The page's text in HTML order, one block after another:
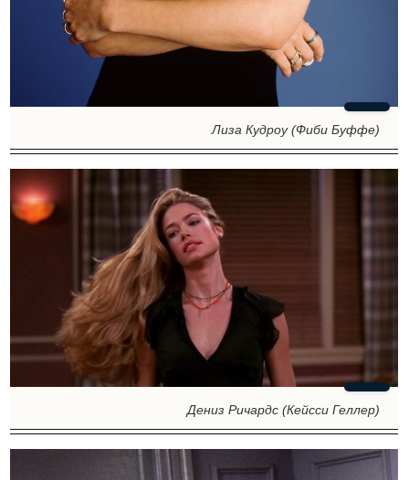
Лиза Кудроу (Фиби Буффе)
Дениз Ричардс (Кейсси Геллер)